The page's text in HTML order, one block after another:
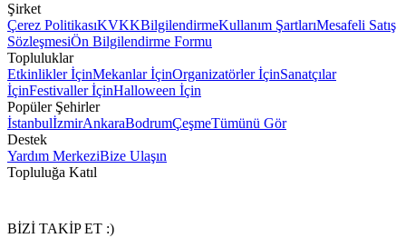
Şirket
Çerez PolitikasıKVKKBilgilendirmeKullanım ŞartlarıMesafeli Satış
SözleşmesiÖn Bilgilendirme Formu
Topluluklar
Etkinlikler İçinMekanlar İçinOrganizatörler İçinSanatçılar
İçinFestivaller İçinHalloween İçin
Popüler Şehirler
İstanbulİzmirAnkaraBodrumÇeşmeTümünü Gör
Destek
Yardım MerkeziBize Ulaşın
Topluluğa Katıl
BİZİ TAKİP ET :)